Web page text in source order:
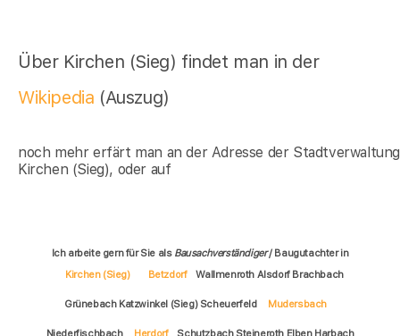
Über Kirchen (Sieg) findet man in der
Wikipedia (Auszug)
noch mehr erfärt man an der Adresse der
Kirchen (Sieg), oder auf
Ich arbeite gern für Sie als Bausachverständiger/ Baugutachter in
Kirchen (Sieg)
Betzdorf Wallmenroth Alsdorf Brachbach
Grünebach Katzwinkel (Sieg) Scheuerfeld Mudersbach
Niederfischbach Herdorf
Schutzbach Steineroth Elben Harbach